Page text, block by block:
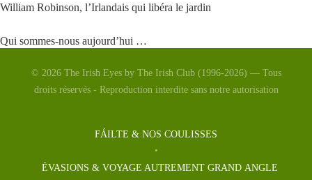
William Robinson, l’Irlandais qui libéra le jardin
Qui sommes-nous aujourd’hui …
La Vénus d’Arles
Jessie Buckley à Hollywood
© 2026 The Irish Eyes by The Irish Club (1996-2026) — Tous
droits réservés - Reproduction interdite sans notre autorisation
FÁILTE & NOS COULISSES
ÉVASIONS & VOYAGE AUTREMENT GRAND ANGLE